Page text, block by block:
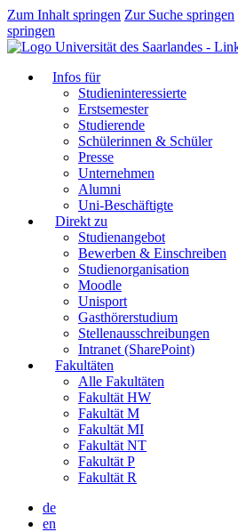
Zum Inhalt springen Zur Suche springen
springen
Infos für
Studieninteressierte
Erstsemester
Studierende
Schülerinnen & Schüler
Presse
Unternehmen
Alumni
Uni-Beschäftigte
Direkt zu
Studienangebot
Bewerben & Einschreiben
Studienorganisation
Moodle
Unisport
Gasthörerstudium
Stellenausschreibungen
Intranet (SharePoint)
Fakultäten
Alle Fakultäten
Fakultät HW
Fakultät M
Fakultät MI
Fakultät NT
Fakultät P
Fakultät R
de
en